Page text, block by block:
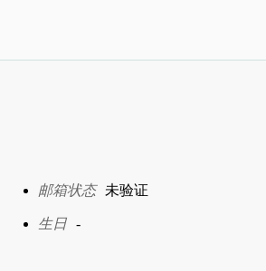
邮箱状态 未验证
生日 -